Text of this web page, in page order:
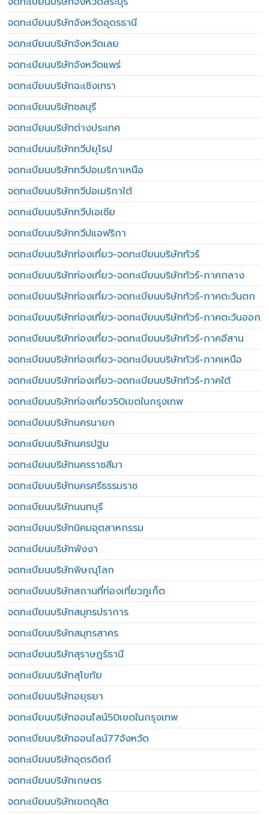
จดทะเบียนบริษัทจังหวัดอุดรธานี
จดทะเบียนบริษัทจังหวัดเลย
จดทะเบียนบริษัทจังหวัดแพร่
จดทะเบียนบริษัทฉะเชิงเทรา
จดทะเบียนบริษัทชลบุรี
จดทะเบียนบริษัทต่างประเทศ
จดทะเบียนบริษัททวีปยุโรป
จดทะเบียนบริษัททวีปอเมริกาเหนือ
จดทะเบียนบริษัททวีปอเมริกาใต้
จดทะเบียนบริษัททวีปเอเชีย
จดทะเบียนบริษัททวีปแอฟริกา
จดทะเบียนบริษัทท่องเที่ยว-จดทะเบียนบริษัททัวร์
จดทะเบียนบริษัทท่องเที่ยว-จดทะเบียนบริษัททัวร์-ภาคกลาง
จดทะเบียนบริษัทท่องเที่ยว-จดทะเบียนบริษัททัวร์-ภาคตะวันตก
จดทะเบียนบริษัทท่องเที่ยว-จดทะเบียนบริษัททัวร์-ภาคตะวันออก
จดทะเบียนบริษัทท่องเที่ยว-จดทะเบียนบริษัททัวร์-ภาคอีสาน
จดทะเบียนบริษัทท่องเที่ยว-จดทะเบียนบริษัททัวร์-ภาคเหนือ
จดทะเบียนบริษัทท่องเที่ยว-จดทะเบียนบริษัททัวร์-ภาคใต้
จดทะเบียนบริษัทท่องเที่ยว50เขตในกรุงเทพ
จดทะเบียนบริษัทนครนายก
จดทะเบียนบริษัทนครปฐม
จดทะเบียนบริษัทนครราชสีมา
จดทะเบียนบริษัทนครศรีธรรมราช
จดทะเบียนบริษัทนนทบุรี
จดทะเบียนบริษัทนิคมอุตสาหกรรม
จดทะเบียนบริษัทพังงา
จดทะเบียนบริษัทพิษณุโลก
จดทะเบียนบริษัทสถานที่ท่องเที่ยวภูเก็ต
จดทะเบียนบริษัทสมุทรปราการ
จดทะเบียนบริษัทสมุทรสาคร
จดทะเบียนบริษัทสุราษฎร์ธานี
จดทะเบียนบริษัทสุโขทัย
จดทะเบียนบริษัทอยุธยา
จดทะเบียนบริษัทออนไลน์50เขตในกรุงเทพ
จดทะเบียนบริษัทออนไลน์77จังหวัด
จดทะเบียนบริษัทอุตรดิตถ์
จดทะเบียนบริษัทเกษตร
จดทะเบียนบริษัทเขตดุสิต